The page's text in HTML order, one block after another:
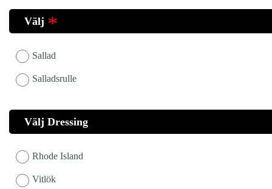
Välj
Sallad
Salladsrulle
Välj Dressing
Rhode Island
Vitlök